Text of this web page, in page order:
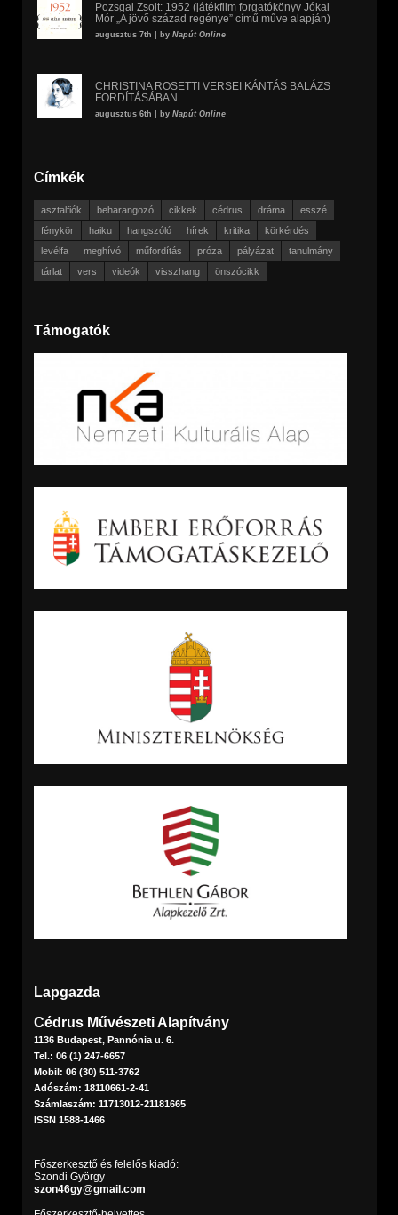
Pozsgai Zsolt: 1952 (játékfilm forgatókönyv Jókai
Mór „A jövő század regénye” című műve alapján)
augusztus 7th | by Napút Online
CHRISTINA ROSETTI VERSEI KÁNTÁS BALÁZS
FORDÍTÁSÁBAN
augusztus 6th | by Napút Online
Címkék
asztalfiók beharangozó cikkek cédrus dráma
esszé
fénykör
haiku hangszóló hírek kritika
körkérdés
levélfa
meghívó műfordítás próza pályázat
tanulmány
tárlat
vers videók visszhang önszócikk
Támogatók
Lapgazda
Cédrus Művészeti Alapítvány
1136 Budapest, Pannónia u. 6.
Tel.: 06 (1) 247-6657
Mobil: 06 (30) 511-3762
Adószám: 18110661-2-41
Számlaszám: 11713012-21181665
ISSN 1588-1466
Főszerkesztő és felelős kiadó:
Szondi György
szon46gy@gmail.com